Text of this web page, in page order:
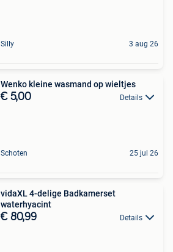
Silly 3 aug 26
Wenko kleine wasmand op wieltjes
€ 5,00 Details
Schoten 25 jul 26
vidaXL 4-delige Badkamerset
waterhyacint
€ 80,99 Details